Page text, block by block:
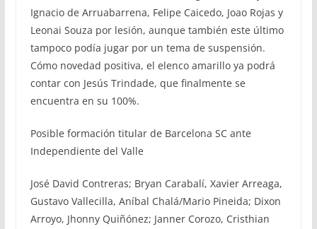
Ignacio de Arruabarrena, Felipe Caicedo, Joao Rojas y
Leonai Souza por lesión, aunque también este último
tampoco podía jugar por un tema de suspensión.
Cómo novedad positiva, el elenco amarillo ya podrá
contar con Jesús Trindade, que finalmente se
encuentra en su 100%.
Posible formación titular de Barcelona SC ante
Independiente del Valle
José David Contreras; Bryan Carabalí, Xavier Arreaga,
Gustavo Vallecilla, Aníbal Chalá/Mario Pineida; Dixon
Arroyo, Jhonny Quiñónez; Janner Corozo, Cristhian